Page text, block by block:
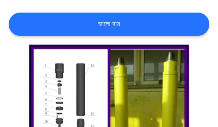
উদ্ধৃতির
জন্য
আবেদন
ভালো দাম